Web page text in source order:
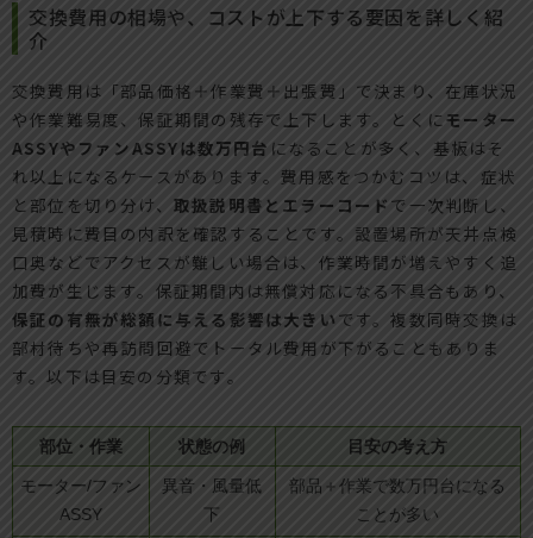
交換費用の相場や、コストが上下する要因を詳しく紹
介
交換費用は「部品価格＋作業費＋出張費」で決まり、在庫状況
や作業難易度、保証期間の残存で上下します。とくに モーター
ASSYやファンASSYは数万円台 になることが多く、基板はそ
れ以上になるケースがあります。費用感をつかむコツは、症状
と部位を切り分け、 取扱説明書とエラーコード で一次判断し、
見積時に費目の内訳を確認することです。設置場所が天井点検
口奥などでアクセスが難しい場合は、作業時間が増えやすく追
加費が生じます。保証期間内は無償対応になる不具合もあり、
保証の有無が総額に与える影響は大きい です。複数同時交換は
部材待ちや再訪問回避でトータル費用が下がることもありま
す。以下は目安の分類です。
部位・作業 状態の例 目安の考え方
モーター/ファン
ASSY
異音・風量低
下
部品＋作業で数万円台になる
ことが多い